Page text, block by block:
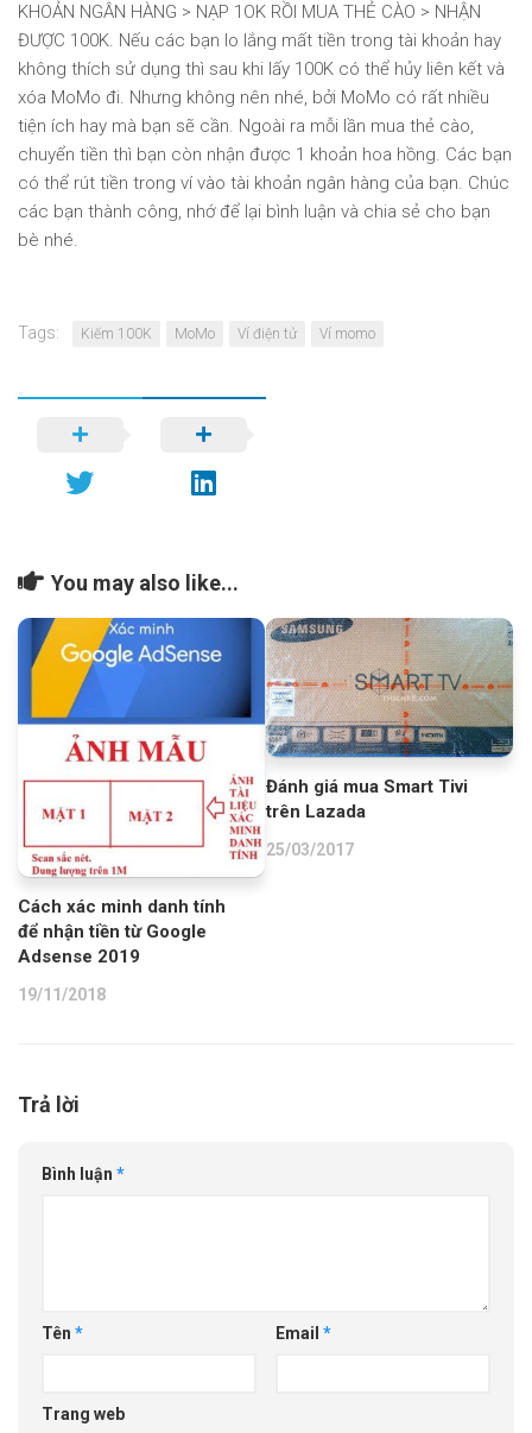
KHOẢN NGÂN HÀNG > NẠP 1OK RỒI MUA THẺ CÀO > NHẬN
ĐƯỢC 100K. Nếu các bạn lo lắng mất tiền trong tài khoản hay
không thích sử dụng thì sau khi lấy 100K có thể hủy liên kết và
xóa MoMo đi. Nhưng không nên nhé, bởi MoMo có rất nhiều
tiện ích hay mà bạn sẽ cần. Ngoài ra mỗi lần mua thẻ cào,
chuyển tiền thì bạn còn nhận được 1 khoản hoa hồng. Các bạn
có thể rút tiền trong ví vào tài khoản ngân hàng của bạn. Chúc
các bạn thành công, nhớ để lại bình luận và chia sẻ cho bạn
bè nhé.
Tags: Kiếm 100K MoMo Ví điện tử Ví momo
You may also like...
Cách xác minh danh tính
để nhận tiền từ Google
Adsense 2019
19/11/2018
Đánh giá mua Smart Tivi
trên Lazada
25/03/2017
Trả lời
Bình luận *
Tên * Email *
Trang web